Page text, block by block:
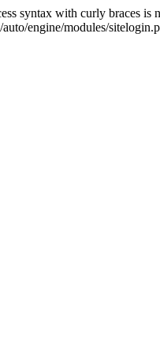
syntax with curly braces is
engine/modules/